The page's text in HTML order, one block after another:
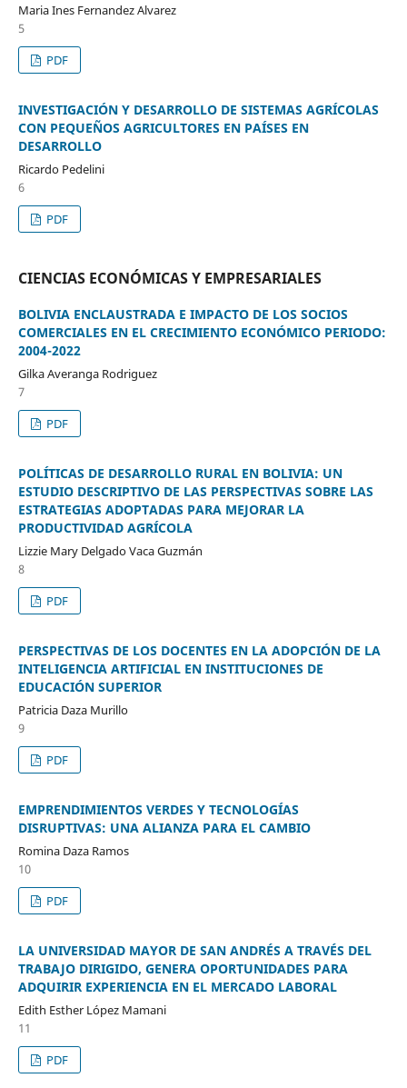
Maria Ines Fernandez Alvarez
5
PDF
INVESTIGACIÓN Y DESARROLLO DE SISTEMAS AGRÍCOLAS
CON PEQUEÑOS AGRICULTORES EN PAÍSES EN
DESARROLLO
Ricardo Pedelini
6
PDF
CIENCIAS ECONÓMICAS Y EMPRESARIALES
BOLIVIA ENCLAUSTRADA E IMPACTO DE LOS SOCIOS
COMERCIALES EN EL CRECIMIENTO ECONÓMICO PERIODO:
2004-2022
Gilka Averanga Rodriguez
7
PDF
POLÍTICAS DE DESARROLLO RURAL EN BOLIVIA: UN
ESTUDIO DESCRIPTIVO DE LAS PERSPECTIVAS SOBRE LAS
ESTRATEGIAS ADOPTADAS PARA MEJORAR LA
PRODUCTIVIDAD AGRÍCOLA
Lizzie Mary Delgado Vaca Guzmán
8
PDF
PERSPECTIVAS DE LOS DOCENTES EN LA ADOPCIÓN DE LA
INTELIGENCIA ARTIFICIAL EN INSTITUCIONES DE
EDUCACIÓN SUPERIOR
Patricia Daza Murillo
9
PDF
EMPRENDIMIENTOS VERDES Y TECNOLOGÍAS
DISRUPTIVAS: UNA ALIANZA PARA EL CAMBIO
Romina Daza Ramos
10
PDF
LA UNIVERSIDAD MAYOR DE SAN ANDRÉS A TRAVÉS DEL
TRABAJO DIRIGIDO, GENERA OPORTUNIDADES PARA
ADQUIRIR EXPERIENCIA EN EL MERCADO LABORAL
Edith Esther López Mamani
11
PDF